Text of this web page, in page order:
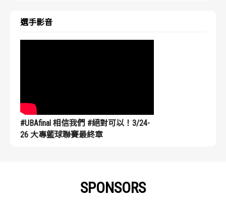
選手影音
#UBAfinal 相信我們 #絕對可以！3/24-
26 大專籃球聯賽最終章
SPONSORS